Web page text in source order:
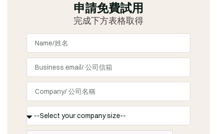
申請免費試用
完成下方表格取得